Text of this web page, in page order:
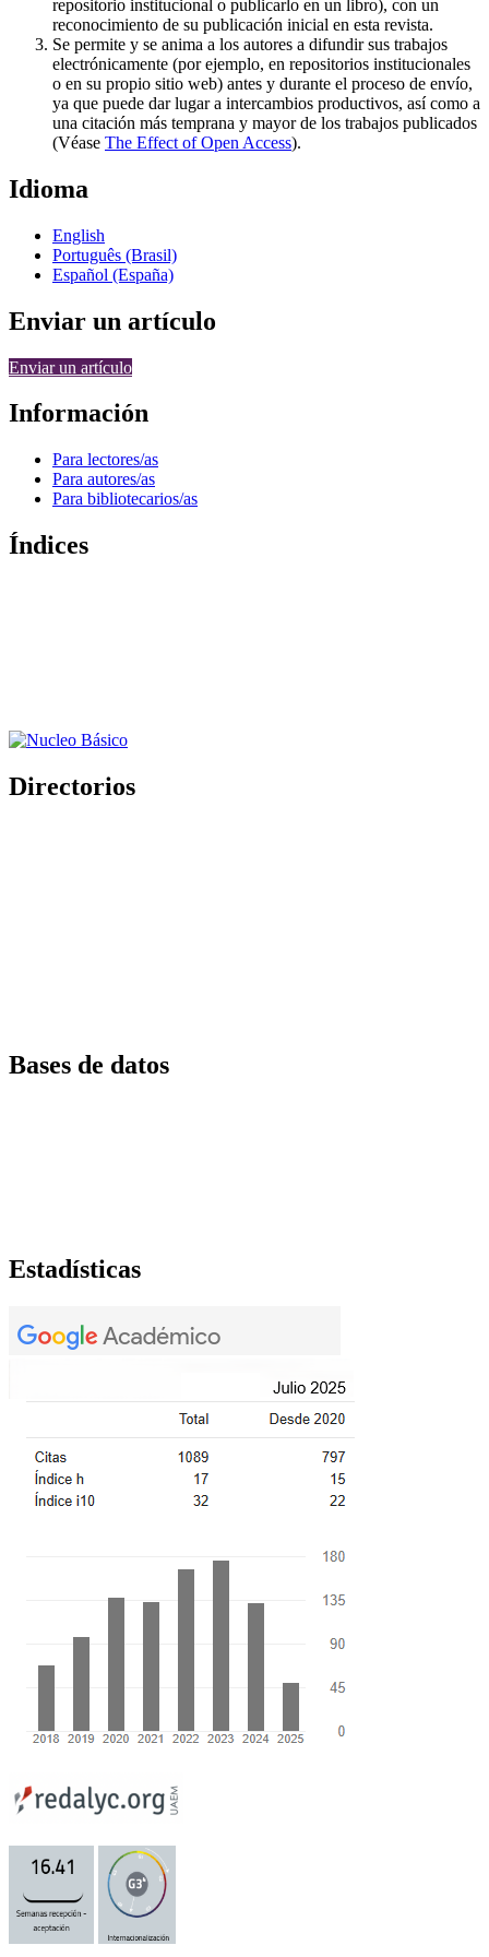
repositorio institucional o publicarlo en un libro), con un
reconocimiento de su publicación inicial en esta revista.
Se permite y se anima a los autores a difundir sus trabajos
electrónicamente (por ejemplo, en repositorios institucionales
o en su propio sitio web) antes y durante el proceso de envío,
ya que puede dar lugar a intercambios productivos, así como a
una citación más temprana y mayor de los trabajos publicados
(Véase The Effect of Open Access).
Idioma
English
Português (Brasil)
Español (España)
Enviar un artículo
Enviar un artículo
Información
Para lectores/as
Para autores/as
Para bibliotecarios/as
Índices
Directorios
Bases de datos
Estadísticas